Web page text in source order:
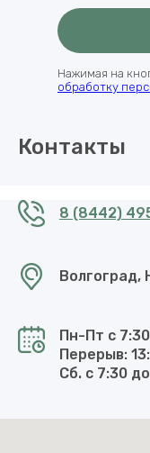
Нажимая на
обработку
Контакты
8 (8442)
Волгоград,
Пн-Пт с
Перерыв:
Сб. с 7:30